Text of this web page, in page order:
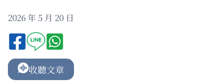
2026 年 5 月 20 日
收聽文章